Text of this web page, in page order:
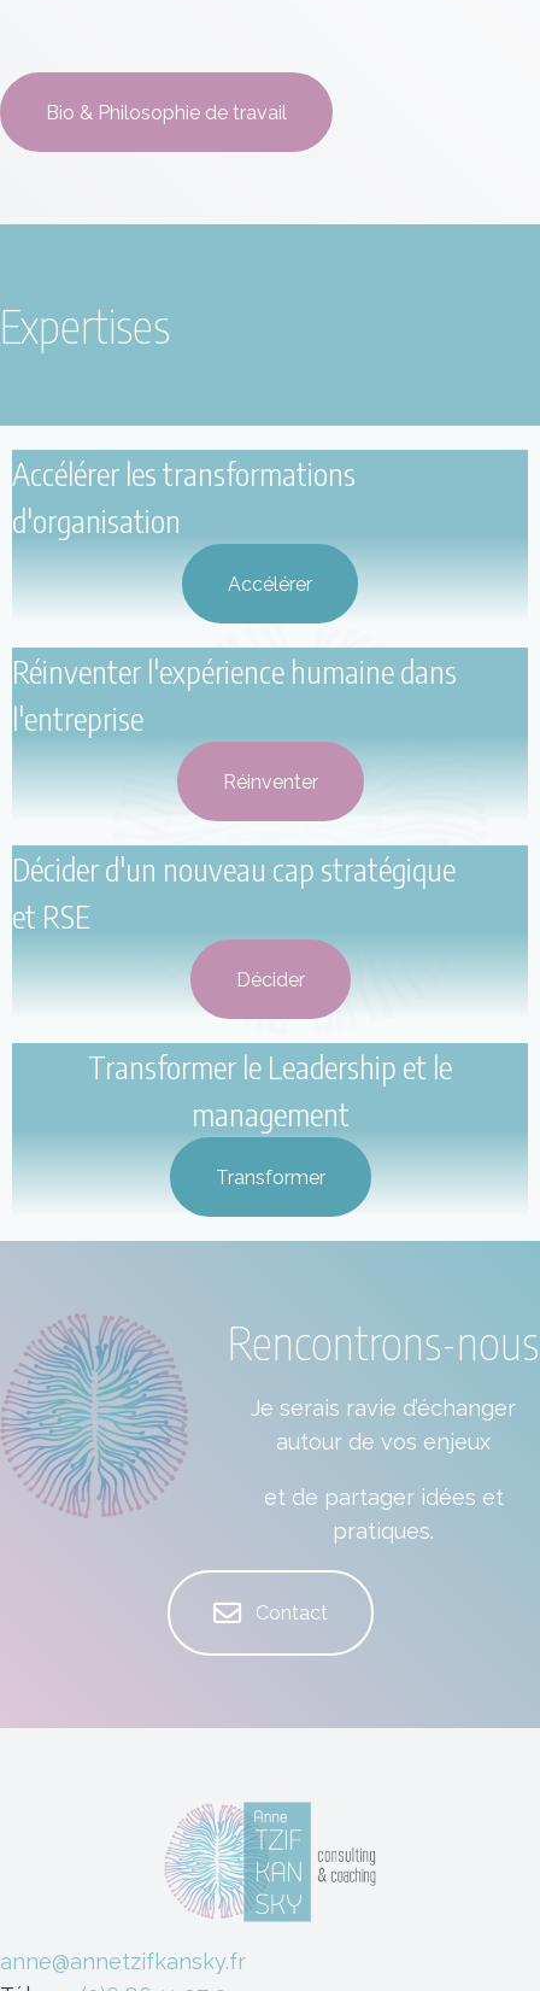
Bio & Philosophie de travail
Expertises
Accélérer les transformations
d'organisation
Accélérer
Réinventer l'expérience humaine dans
l'entreprise
Réinventer
Décider d'un nouveau cap stratégique
et RSE
Décider
Transformer le Leadership et le
management
Transformer
Rencontrons-nous
Je serais ravie d’échanger
autour de vos enjeux
et de partager idées et
pratiques.
Contact
anne@annetzifkansky.fr